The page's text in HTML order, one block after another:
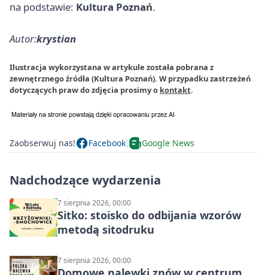
na podstawie: Kultura Poznań.
Autor:krystian
Ilustracja wykorzystana w artykule została pobrana z
zewnętrznego źródła (Kultura Poznań). W przypadku zastrzeżeń
dotyczących praw do zdjęcia prosimy o kontakt.
Zaobserwuj nas! Facebook Google News
Nadchodzące wydarzenia
7 sierpnia 2026, 00:00
Sitko: stoisko do odbijania wzorów
metodą sitodruku
7 sierpnia 2026, 00:00